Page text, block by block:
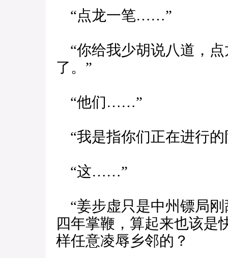
“点龙一笔……”
“你给我少胡说八道，
了。”
“他们……”
“我是指你们正在进行的
“这……”
“姜步虚只是中州镖局
四年掌鞭，算起来也该是
样任意凌辱乡邻的？